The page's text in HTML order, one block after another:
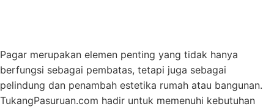
Pagar merupakan elemen penting yang tidak hanya
berfungsi sebagai pembatas, tetapi juga sebagai
pelindung dan penambah estetika rumah atau bangunan.
TukangPasuruan.com hadir untuk memenuhi kebutuhan